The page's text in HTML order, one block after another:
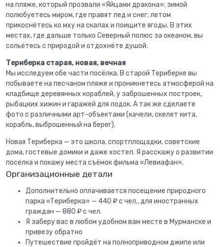
на пляже, который прозвали «Яйцами дракона»; зимой
полюбуетесь миром, где правят лед и снег; летом
прикоснётесь ко мху на скалах и поищите ягоды. В этих
местах, где дальше только Северный полюс за океаном, вы
сольётесь с природой и отдохнёте душой.
Териберка старая, новая, вечная
Мы исследуем обе части посёлка. В старой Териберке вы
побываете на песчаном пляже и проникнетесь атмосферой на
кладбище деревянных кораблей, у заброшенных построек,
рыбацких хижин и гаражей для лодок. А так же сделаете
фото с различными арт-объектами (качели, скелет кита,
корабль, выброшенный на берег).
Новая Териберка — это школа, спортплощадки, советские
дома, гостевые домики и даже хостел. Я расскажу о развитии
поселка и покажу места съёмок фильма «Левиафан».
Организационные детали
Дополнительно оплачивается посещение природного
парка «Териберка» — 440 ₽ с чел., для иностранных
граждан — 880 ₽ с чел.
Я заберу вас в любом удобном вам месте в Мурманске и
привезу обратно
Путешествие пройдёт на полноприводном джипе или